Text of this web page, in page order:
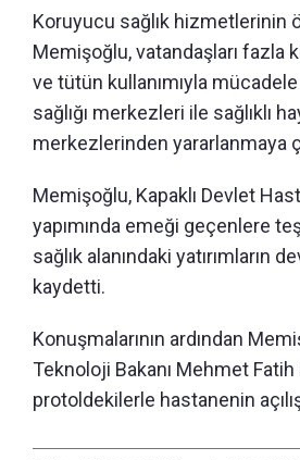
Koruyucu sağlık hizmetlerinin
Memişoğlu, vatandaşları fazla
ve tütün kullanımıyla
sağlığı merkezleri ile sağlıklı
merkezlerinden yararlanmaya
Memişoğlu, Kapaklı Devlet
yapımında emeği geçenlere
sağlık alanındaki yatırımların
kaydetti.
Konuşmalarının ardından
Teknoloji Bakanı Mehmet Fatih
protoldekilerle hastanenin